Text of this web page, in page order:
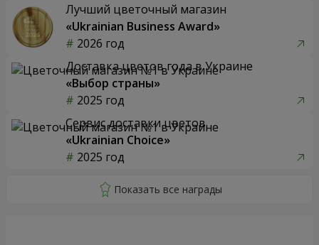
Лучший цветочный магазин
«Ukrainian Business Award»
2026 год
Доставка цветов года в Украине
«Выбор страны»
2025 год
Сервис доставки цветов
«Ukrainian Choice»
2025 год